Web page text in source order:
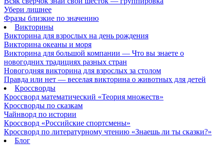
Убери лишнее
Фразы близкие по значению
Викторины
Викторина для взрослых на день рождения
Викторина океаны и моря
Викторина для большой компании — Что вы знаете о
новогодних традициях разных стран
Новогодняя викторина для взрослых за столом
Правда или нет — веселая викторина о животных для детей
Кроссворды
Кроссворд математический «Теория множеств»
Кроссворды по сказкам
Чайнворд по истории
Кроссворд «Российские спортсмены»
Кроссворд по литературному чтению «Знаешь ли ты сказки?»
Блог